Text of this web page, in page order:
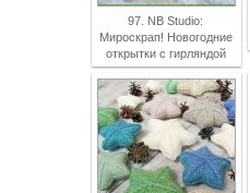
97. NB Studio:
Мироскрап! Новогодние
открытки с гирляндой